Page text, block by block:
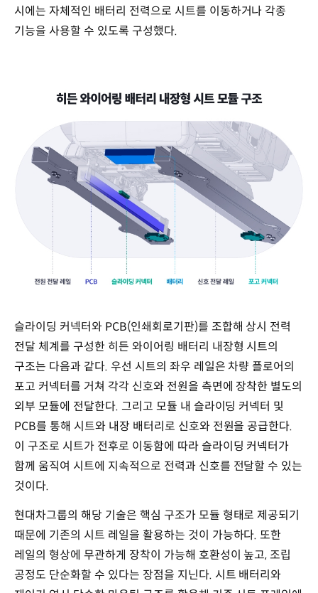
시에는 자체적인 배터리 전력으로 시트를 이동하거나 각종
기능을 사용할 수 있도록 구성했다.
슬라이딩 커넥터와 PCB(인쇄회로기판)를 조합해 상시 전력
전달 체계를 구성한 히든 와이어링 배터리 내장형 시트의
구조는 다음과 같다. 우선 시트의 좌우 레일은 차량 플로어의
포고 커넥터를 거쳐 각각 신호와 전원을 측면에 장착한 별도의
외부 모듈에 전달한다. 그리고 모듈 내 슬라이딩 커넥터 및
PCB를 통해 시트와 내장 배터리로 신호와 전원을 공급한다.
이 구조로 시트가 전후로 이동함에 따라 슬라이딩 커넥터가
함께 움직여 시트에 지속적으로 전력과 신호를 전달할 수 있는
것이다.
현대차그룹의 해당 기술은 핵심 구조가 모듈 형태로 제공되기
때문에 기존의 시트 레일을 활용하는 것이 가능하다. 또한
레일의 형상에 무관하게 장착이 가능해 호환성이 높고, 조립
공정도 단순화할 수 있다는 장점을 지닌다. 시트 배터리와